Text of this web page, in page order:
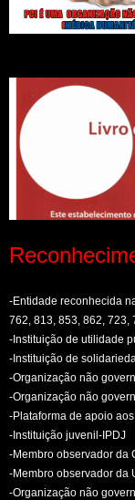
-Entidade reconhecida
762, 813, 853, 862, 723,
-Instituição de utilidade
-Instituição de
-Organização não
-Organização não
-Plataforma de apoio
-Instituição juvenil-IPDJ
-Membro observador da
-Membro observador da
-Organização não